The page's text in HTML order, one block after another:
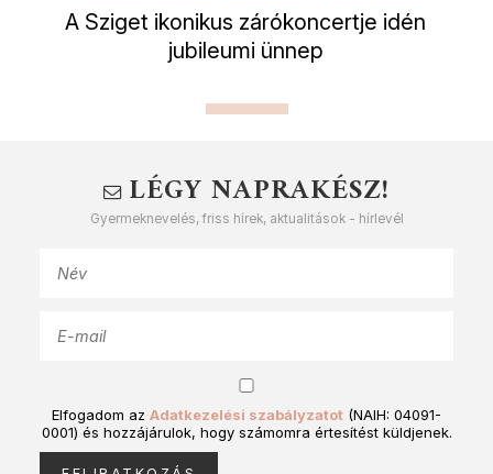
A Sziget ikonikus zárókoncertje idén
jubileumi ünnep
LÉGY NAPRAKÉSZ!
Gyermeknevelés, friss hírek, aktualitások - hírlevél
Elfogadom az Adatkezelési szabályzatot (NAIH: 04091-
0001) és hozzájárulok, hogy számomra értesítést küldjenek.